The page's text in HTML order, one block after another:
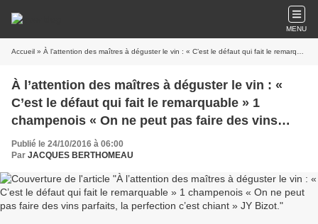
MENU
Accueil » À l’attention des maîtres à déguster le vin : « C’est le défaut qui fait le remarquable » 1 champenois « On ne peut pas faire des vins parfaits, la perfection c’est chiant » JY Bizot.
À l’attention des maîtres à déguster le vin : «
C’est le défaut qui fait le remarquable » 1
champenois « On ne peut pas faire des vins
parfaits, la perfection c’est chiant » JY Bizot.
Publié le 24/10/2016 à 06:00
Par JACQUES BERTHOMEAU